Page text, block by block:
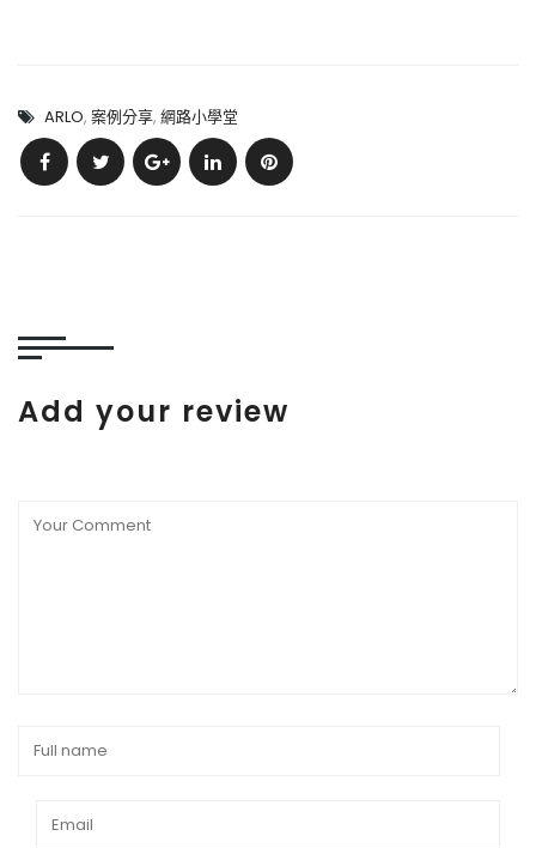
ARLO, 案例分享, 網路小學堂
Add your review